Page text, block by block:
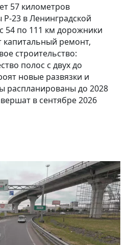
57 километров
23 в Ленинградской
54 по 111 км дорожники
капитальный ремонт,
строительство:
полос с двух до
новые развязки и
распланированы до 2028
в сентябре 2026